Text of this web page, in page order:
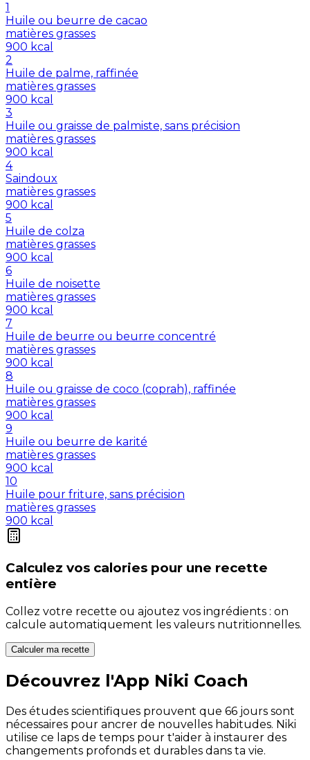
1
Huile ou beurre de cacao
matières grasses
900 kcal
2
Huile de palme, raffinée
matières grasses
900 kcal
3
Huile ou graisse de palmiste, sans précision
matières grasses
900 kcal
4
Saindoux
matières grasses
900 kcal
5
Huile de colza
matières grasses
900 kcal
6
Huile de noisette
matières grasses
900 kcal
7
Huile de beurre ou beurre concentré
matières grasses
900 kcal
8
Huile ou graisse de coco (coprah), raffinée
matières grasses
900 kcal
9
Huile ou beurre de karité
matières grasses
900 kcal
10
Huile pour friture, sans précision
matières grasses
900 kcal
Calculez vos calories pour une recette
entière
Collez votre recette ou ajoutez vos ingrédients : on
calcule automatiquement les valeurs nutritionnelles.
Calculer ma recette
Découvrez l'App Niki Coach
Des études scientifiques prouvent que 66 jours sont
nécessaires pour ancrer de nouvelles habitudes. Niki
utilise ce laps de temps pour t'aider à instaurer des
changements profonds et durables dans ta vie.